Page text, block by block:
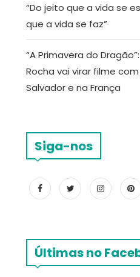
“Do jeito que a vida se
que a vida se faz”
“A Primavera do
Rocha vai virar filme
Salvador e na França
Siga-nos
Últimas no